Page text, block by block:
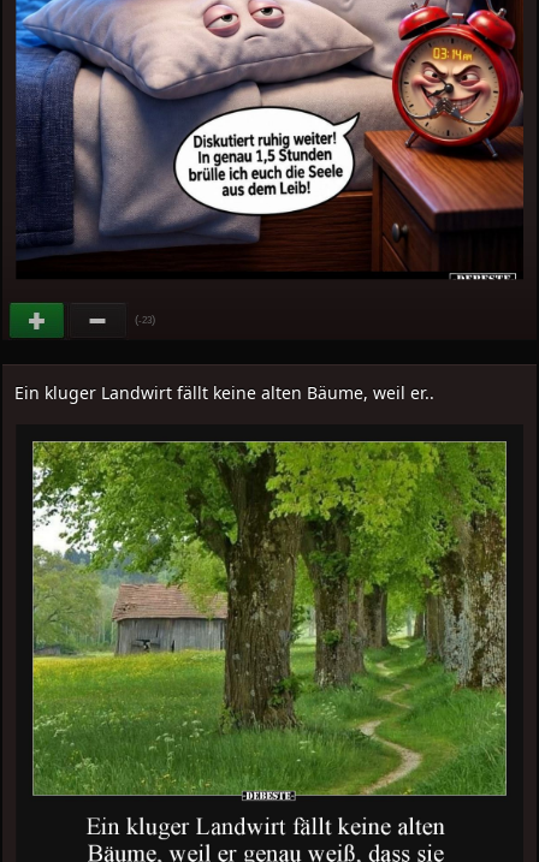
(-23)
Ein kluger Landwirt fällt keine alten Bäume, weil er..